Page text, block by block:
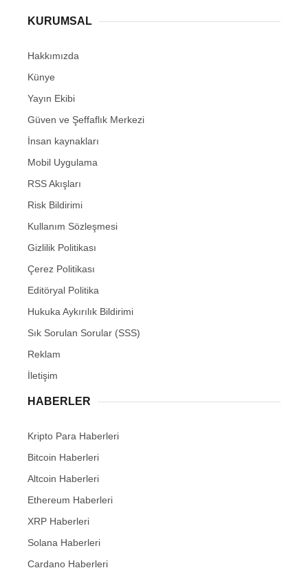
KURUMSAL
Hakkımızda
Künye
Yayın Ekibi
Güven ve Şeffaflık Merkezi
İnsan kaynakları
Mobil Uygulama
RSS Akışları
Risk Bildirimi
Kullanım Sözleşmesi
Gizlilik Politikası
Çerez Politikası
Editöryal Politika
Hukuka Aykırılık Bildirimi
Sık Sorulan Sorular (SSS)
Reklam
İletişim
HABERLER
Kripto Para Haberleri
Bitcoin Haberleri
Altcoin Haberleri
Ethereum Haberleri
XRP Haberleri
Solana Haberleri
Cardano Haberleri